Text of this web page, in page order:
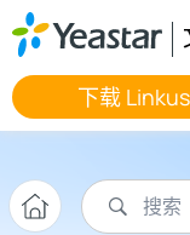
跳转到主要内容
下载 Linkus